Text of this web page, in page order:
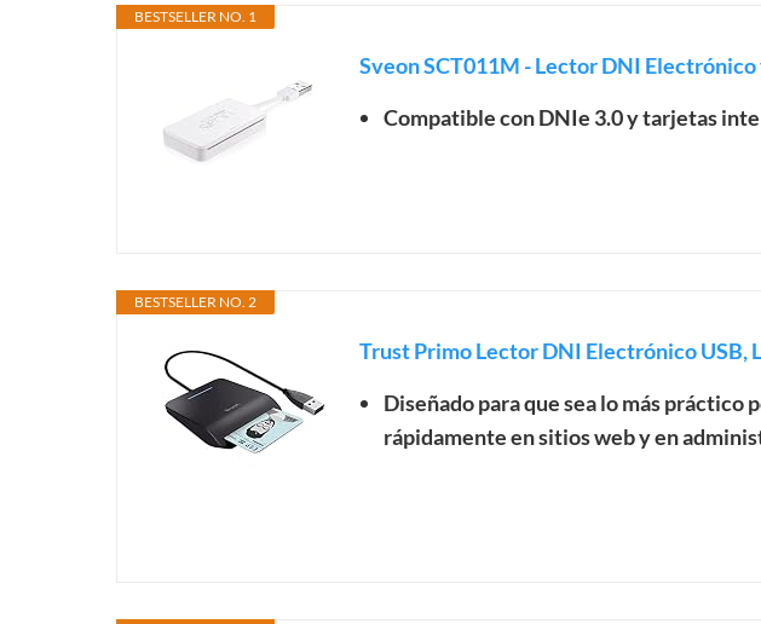
BESTSELLER NO. 1
Sveon SCT011M - Lector DNI
Compatible con DNIe 3.0 y tarjetas
BESTSELLER NO. 2
Trust Primo Lector DNI Electrónico USB,
Diseñado para que sea lo más
rápidamente en sitios web y en